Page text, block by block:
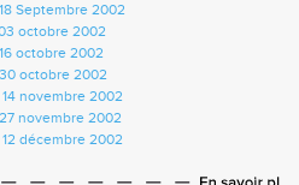
Septembre 2002
octobre 2002
octobre 2002
octobre 2002
novembre 2002
novembre 2002
décembre 2002